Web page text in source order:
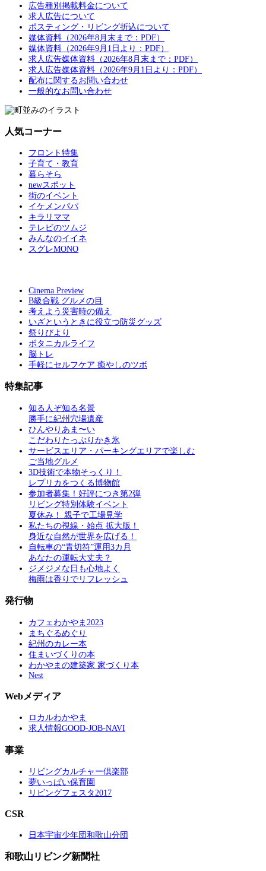
広告種別掲載料金について
求人広告について
ポスティング・リビング折込について
媒体資料（2026年8月末まで：PDF）
媒体資料（2026年9月1日より：PDF）
求人広告媒体資料（2026年8月末まで：PDF）
求人広告媒体資料（2026年9月1日より：PDF）
配布に関するお問い合わせ
一般的なお問い合わせ
人気コーナー
フロント特集
子育て・教育
暮らそら
newスポット
街のイベント
イケメンパパ
キラリママ
テレビのツムジ
みんなのイイネ
スグレMONO
Cinema Preview
B級合戦 グルメの目
考えよう災害時の備え
いざというときに役立つ防災グッズ
祭りびより
ボタニカルライフ
脳トレ
手軽にセルフケア 癒やしのツボ
特集記事
知る人ぞ知る名景
勝手に紀州穴場遺産
ひんやりあま〜い
こだわりたっぷりかき氷
サービスエリア・パーキングエリアで楽しむ
ご当地グルメ
3D技術で本物そっくり！
レプリカをつくる博物館
参加者募集！好評につき第2弾
リビング特別体験イベント
夏休み！ 親子で工場見学
私たちの視線・始点 拡大版！
身近な自然が世界を広げる！
自転車の“青切符”運用3カ月
あなたの運転大丈夫？
ジメジメな日も心地よく
梅雨は香りでリフレッシュ
発行物
カフェわかやま2023
まちぐるめぐり
紀州のカレー本
住まいづくりの本
わかやまの建築家 家づくり本
Nest
Webメディア
ロカルわかやま
求人情報GOOD-JOB-NAVI
事業
リビングカルチャー倶楽部
夢いっぱい保育園
リビングフェスタ2017
CSR
日本宇宙少年団和歌山分団
和歌山リビング新聞社